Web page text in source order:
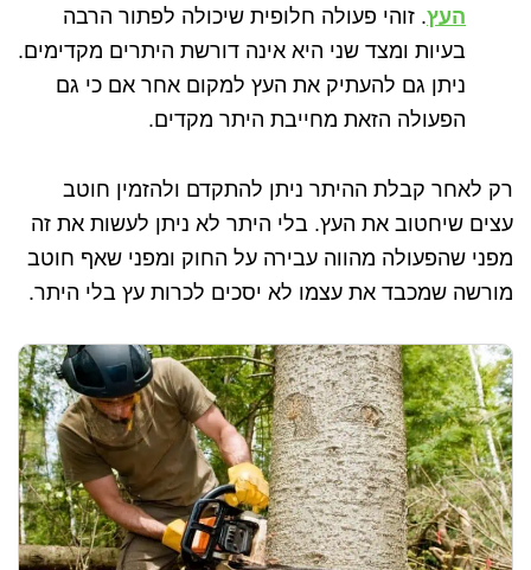
העץ. זוהי פעולה חלופית שיכולה לפתור הרבה
בעיות ומצד שני היא אינה דורשת היתרים מקדימים.
ניתן גם להעתיק את העץ למקום אחר אם כי גם
הפעולה הזאת מחייבת היתר מקדים.
רק לאחר קבלת ההיתר ניתן להתקדם ולהזמין חוטב
עצים שיחטוב את העץ. בלי היתר לא ניתן לעשות את זה
מפני שהפעולה מהווה עבירה על החוק ומפני שאף חוטב
מורשה שמכבד את עצמו לא יסכים לכרות עץ בלי היתר.